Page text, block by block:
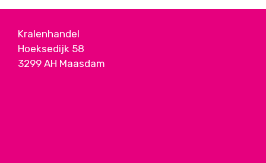
Kralenhandel
Hoeksedijk 58
3299 AH Maasdam